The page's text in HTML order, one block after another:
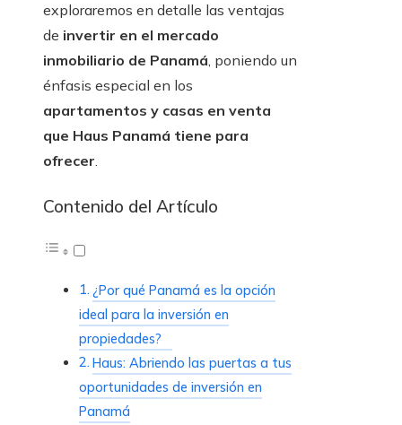
exploraremos en detalle las ventajas
de invertir en el mercado
inmobiliario de Panamá, poniendo un
énfasis especial en los
apartamentos y casas en venta
que Haus Panamá tiene para
ofrecer.
Contenido del Artículo
¿Por qué Panamá es la opción
ideal para la inversión en
propiedades?
Haus: Abriendo las puertas a tus
oportunidades de inversión en
Panamá